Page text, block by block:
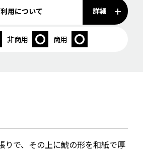
用について 詳細
非商用 商用
りで、その上に鯱の形を和紙で厚